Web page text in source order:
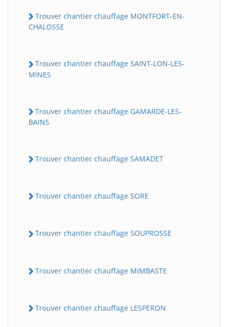
Trouver chantier chauffage MONTFORT-EN-
CHALOSSE
Trouver chantier chauffage SAINT-LON-LES-
MINES
Trouver chantier chauffage GAMARDE-LES-
BAINS
Trouver chantier chauffage SAMADET
Trouver chantier chauffage SORE
Trouver chantier chauffage SOUPROSSE
Trouver chantier chauffage MIMBASTE
Trouver chantier chauffage LESPERON